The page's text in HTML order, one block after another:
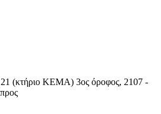
(κτήριο ΚΕΜΑ) 3ος όροφος, 2107 -